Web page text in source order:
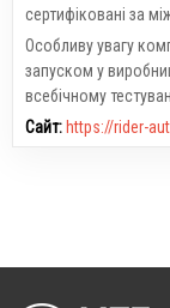
сертифіковані за
Особливу увагу
запуском у
всебічному
Сайт: https://rider-